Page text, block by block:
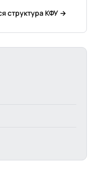
структура КФУ →